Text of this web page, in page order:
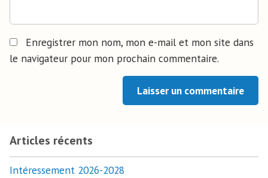
Enregistrer mon nom, mon e-mail et mon site dans
le navigateur pour mon prochain commentaire.
Articles récents
Intéressement 2026-2028